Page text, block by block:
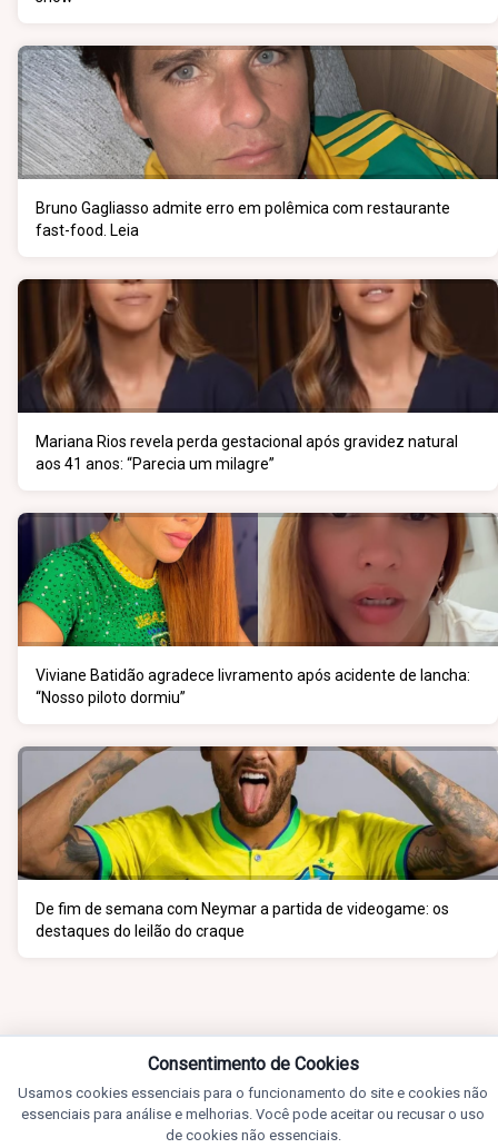
Bruno Gagliasso admite erro em polêmica com restaurante
fast-food. Leia
Mariana Rios revela perda gestacional após gravidez natural
aos 41 anos: “Parecia um milagre”
Viviane Batidão agradece livramento após acidente de lancha:
“Nosso piloto dormiu”
De fim de semana com Neymar a partida de videogame: os
destaques do leilão do craque
Consentimento de Cookies
Usamos cookies essenciais para o funcionamento do site e cookies não
essenciais para análise e melhorias. Você pode aceitar ou recusar o uso
de cookies não essenciais.